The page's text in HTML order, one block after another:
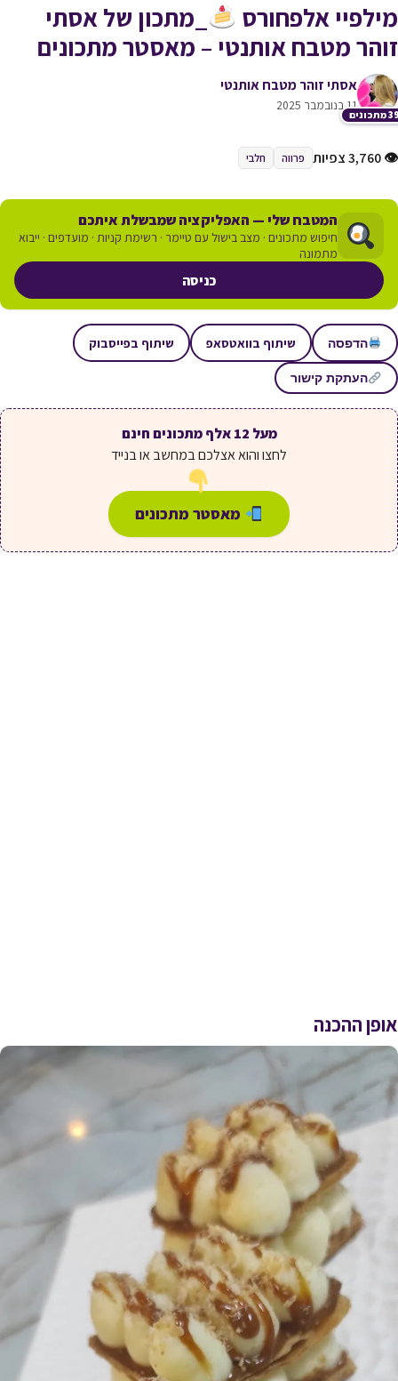
מילפיי אלפחורס
_מתכון של אסתי
זוהר מטבח אותנטי – מאסטר מתכונים
אסתי זוהר מטבח אותנטי
11 בנובמבר 2025
👁 3,760 צפיות פרווה חלבי
המטבח שלי — האפליקציה שמבשלת איתכם
חיפוש מתכונים · מצב בישול עם טיימר · רשימת קניות · מועדפים · ייבוא
מתמונה
כניסה
הדפסה שיתוף בוואטסאפ שיתוף בפייסבוק
העתקת קישור
מעל 12 אלף מתכונים חינם
לחצו והוא אצלכם במחשב או בנייד
מאסטר מתכונים
אופן ההכנה